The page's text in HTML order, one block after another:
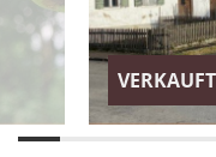
VERKAUFT